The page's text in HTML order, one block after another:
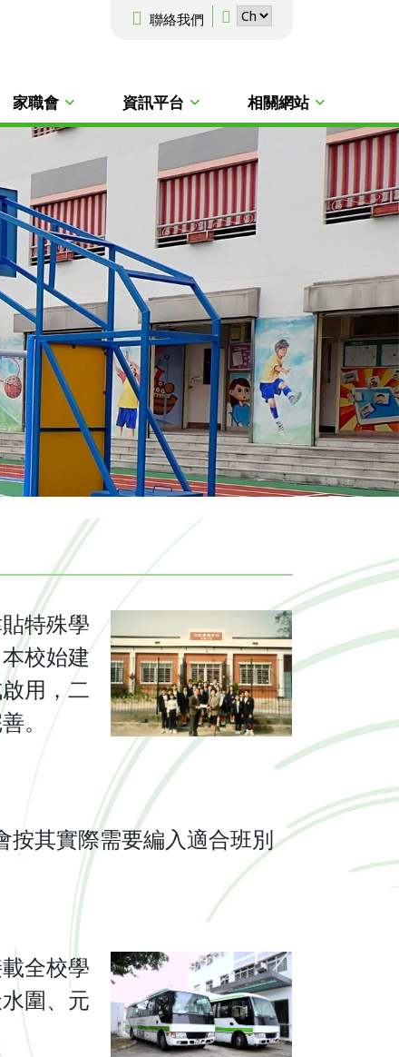
聯絡我們
家職會 資訊平台 相關網站
特殊學
校始建
用，二
。
按其實際需要編入適合班別
全校學
圍、元